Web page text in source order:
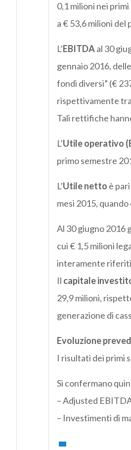
0,1 milioni nei
a € 53,6 milioni del
L’EBITDAal 30
gennaio 2016,
fondi diversi” (€
rispettivamente
Tali rettifiche
L’Utile operativo
primo semestre
L’Utile netto è
mesi 2015,
Al 30 giugno 2016
cui € 1,5 milioni
interamente
Il capitale
29,9 milioni,
generazione di
Evoluzione
I risultati dei primi
Si confermano
– Adjusted
– Investimenti di